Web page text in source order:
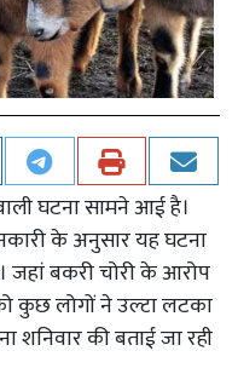
घटना सामने आई है।
के अनुसार यह घटना
जहां बकरी चोरी के आरोप
कुछ लोगों ने उल्टा लटका
शनिवार की बताई जा रही